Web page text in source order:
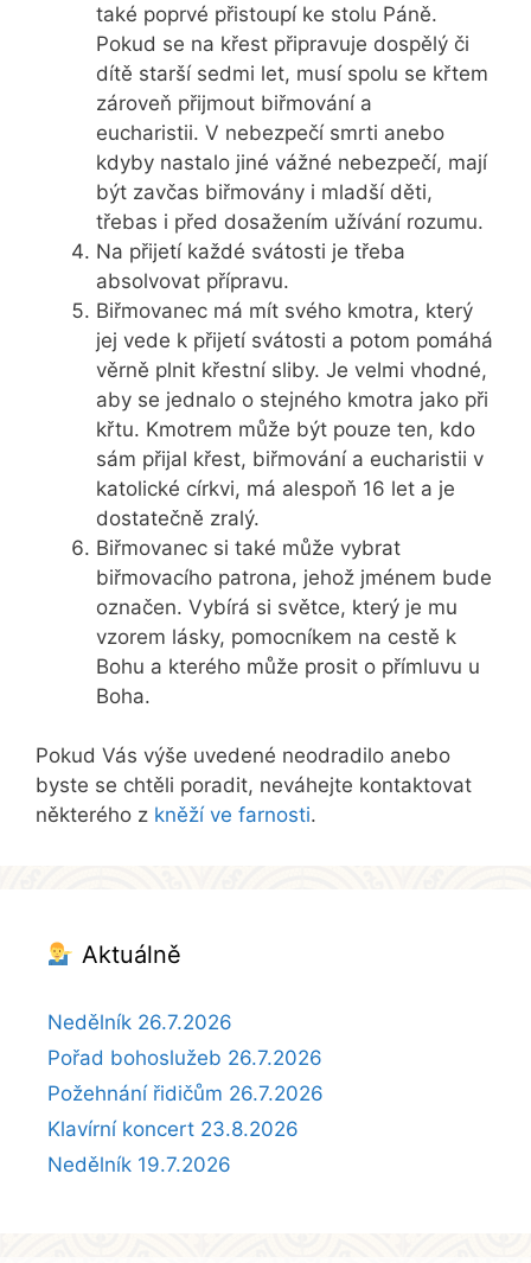
také poprvé přistoupí ke stolu Páně.
Pokud se na křest připravuje dospělý či
dítě starší sedmi let, musí spolu se křtem
zároveň přijmout biřmování a
eucharistii. V nebezpečí smrti anebo
kdyby nastalo jiné vážné nebezpečí, mají
být zavčas biřmovány i mladší děti,
třebas i před dosažením užívání rozumu.
Na přijetí každé svátosti je třeba
absolvovat přípravu.
Biřmovanec má mít svého kmotra, který
jej vede k přijetí svátosti a potom pomáhá
věrně plnit křestní sliby. Je velmi vhodné,
aby se jednalo o stejného kmotra jako při
křtu. Kmotrem může být pouze ten, kdo
sám přijal křest, biřmování a eucharistii v
katolické církvi, má alespoň 16 let a je
dostatečně zralý.
Biřmovanec si také může vybrat
biřmovacího patrona, jehož jménem bude
označen. Vybírá si světce, který je mu
vzorem lásky, pomocníkem na cestě k
Bohu a kterého může prosit o přímluvu u
Boha.
Pokud Vás výše uvedené neodradilo anebo
byste se chtěli poradit, neváhejte kontaktovat
některého z kněží ve farnosti.
Aktuálně
Nedělník 26.7.2026
Pořad bohoslužeb 26.7.2026
Požehnání řidičům 26.7.2026
Klavírní koncert 23.8.2026
Nedělník 19.7.2026